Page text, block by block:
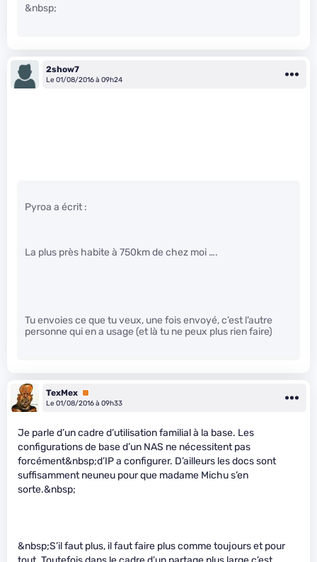
&nbsp;
2show7
Le 01/08/2016 à 09h24
Pyroa a écrit :
La plus près habite à 750km de chez moi ….
Tu envoies ce que tu veux, une fois envoyé, c’est l’autre
personne qui en a usage (et là tu ne peux plus rien faire)
TexMex Premium
Le 01/08/2016 à 09h33
Je parle d’un cadre d’utilisation familial à la base. Les
configurations de base d’un NAS ne nécessitent pas
forcément&nbsp;d’IP a configurer. D’ailleurs les docs sont
suffisamment neuneu pour que madame Michu s’en
sorte.&nbsp;
&nbsp;S’il faut plus, il faut faire plus comme toujours et pour